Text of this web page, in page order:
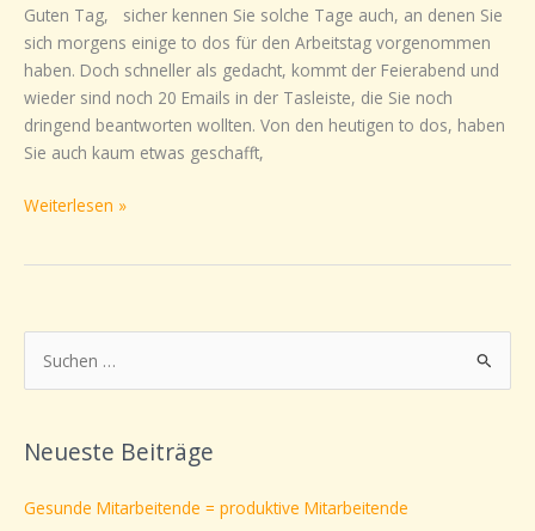
Guten Tag, sicher kennen Sie solche Tage auch, an denen Sie
sich morgens einige to dos für den Arbeitstag vorgenommen
haben. Doch schneller als gedacht, kommt der Feierabend und
wieder sind noch 20 Emails in der Tasleiste, die Sie noch
dringend beantworten wollten. Von den heutigen to dos, haben
Sie auch kaum etwas geschafft,
Sie
gut
in
den
Mai
Weiterlesen »
u
h
Neueste Beiträge
Gesunde Mitarbeitende = produktive Mitarbeitende